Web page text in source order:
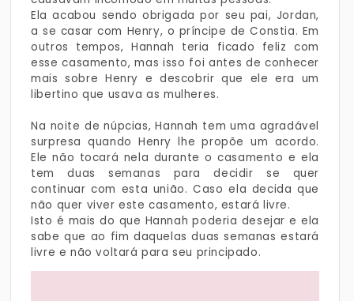
Ela acabou sendo obrigada por seu pai, Jordan,
a se casar com Henry, o príncipe de Constia. Em
outros tempos, Hannah teria ficado feliz com
esse casamento, mas isso foi antes de conhecer
mais sobre Henry e descobrir que ele era um
libertino que usava as mulheres.
Na noite de núpcias, Hannah tem uma agradável
surpresa quando Henry lhe propõe um acordo.
Ele não tocará nela durante o casamento e ela
tem duas semanas para decidir se quer
continuar com esta união. Caso ela decida que
não quer viver este casamento, estará livre.
Isto é mais do que Hannah poderia desejar e ela
sabe que ao fim daquelas duas semanas estará
livre e não voltará para seu principado.